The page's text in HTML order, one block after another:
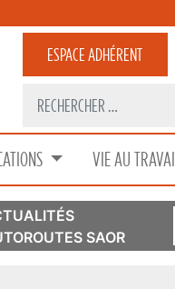
ESPACEADHÉRENT
VIE AU TRAVAIL
SAOR